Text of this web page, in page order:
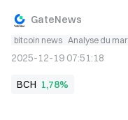
GateNews
bitcoin news Analyse du
2025-12-19 07:51:18
BCH 1,78%